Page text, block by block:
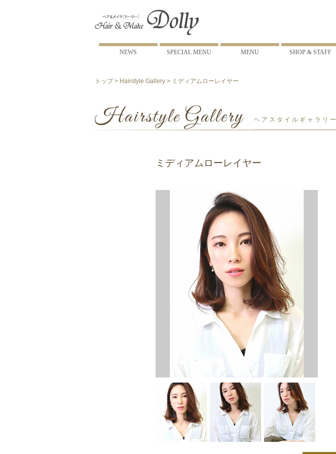
NEWS SPECIAL MENU MENU SHOP & STAFF
トップ> Hairstyle Gallery > ミディアムローレイヤー
Hairstyle Gallery ヘアスタイルギャラリー
ミディアムローレイヤー